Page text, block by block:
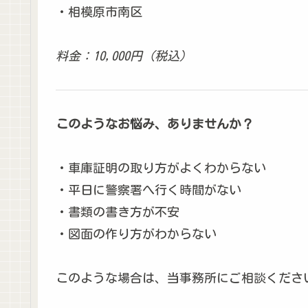
・相模原市南区
料金：10,000円（税込）
このようなお悩み、ありませんか？
・車庫証明の取り方がよくわからない
・平日に警察署へ行く時間がない
・書類の書き方が不安
・図面の作り方がわからない
このような場合は、当事務所にご相談くださ